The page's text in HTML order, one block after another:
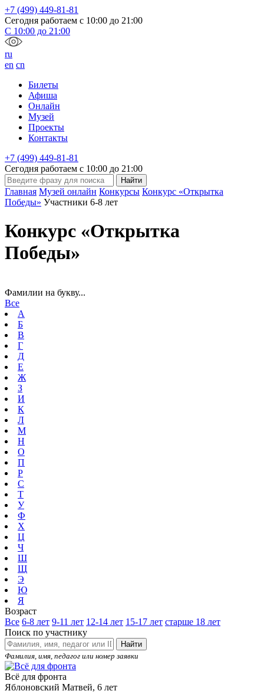
+7 (499) 449-81-81
Сегодня работаем с 10:00 до 21:00
С 10:00 до 21:00
ru
en cn
Билеты
Афиша
Онлайн
Музей
Проекты
Контакты
+7 (499) 449-81-81
Сегодня работаем с 10:00 до 21:00
Главная Музей онлайн Конкурсы Конкурс «Открытка
Победы» Участники 6-8 лет
Конкурс «Открытка
Победы»
Фамилии на букву...
Все
А
Б
В
Г
Д
Е
Ж
З
И
К
Л
М
Н
О
П
Р
С
Т
У
Ф
Х
Ц
Ч
Ш
Щ
Э
Ю
Я
Возраст
Все 6-8 лет 9-11 лет 12-14 лет 15-17 лет старше 18 лет
Поиск по участнику
Найти
Фамилия, имя, педагог или номер заявки
Всё для фронта
Яблоновский Матвей, 6 лет